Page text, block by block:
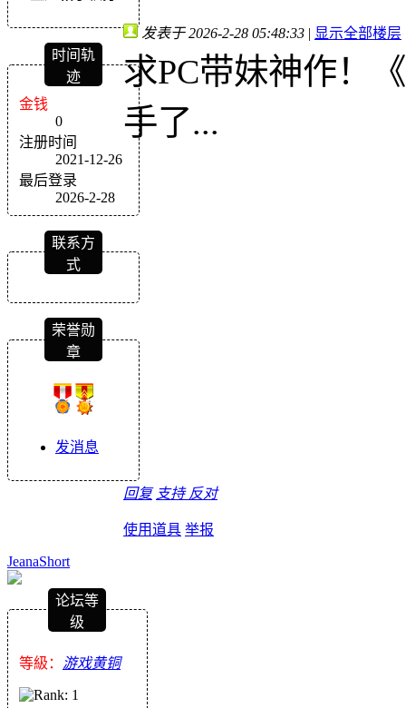
时间轨
迹
金钱
0
注册时间
2021-12-26
最后登录
2026-2-28
联系方
式
荣誉勋
章
发消息
发表于 2026-2-28 05:48:33 | 显示全部楼层
求PC带妹神作！
手了...
回复 支持 反对
使用道具 举报
JeanaShort
论坛等
级
等級： 游戏黄铜